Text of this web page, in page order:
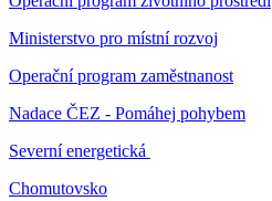
Ministerstvo pro místní rozvoj
Operační program zaměstnanost
Nadace ČEZ - Pomáhej pohybem
Severní energetická
Chomutovsko